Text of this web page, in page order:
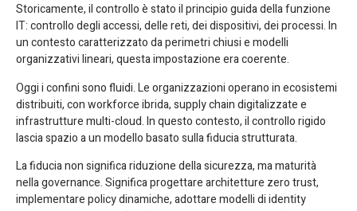
Storicamente, il controllo è stato il principio guida della funzione
IT: controllo degli accessi, delle reti, dei dispositivi, dei processi. In
un contesto caratterizzato da perimetri chiusi e modelli
organizzativi lineari, questa impostazione era coerente.
Oggi i confini sono fluidi. Le organizzazioni operano in ecosistemi
distribuiti, con workforce ibrida, supply chain digitalizzate e
infrastrutture multi-cloud. In questo contesto, il controllo rigido
lascia spazio a un modello basato sulla fiducia strutturata.
La fiducia non significa riduzione della sicurezza, ma maturità
nella governance. Significa progettare architetture zero trust,
implementare policy dinamiche, adottare modelli di identity